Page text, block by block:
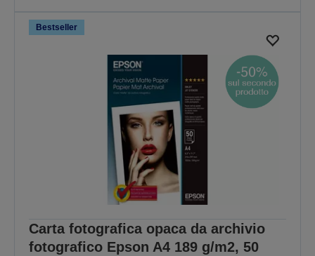
Bestseller
Carta fotografica opaca da archivio
fotografico Epson A4 189 g/m2, 50